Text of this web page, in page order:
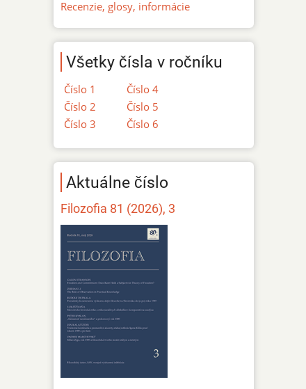
Recenzie, glosy, informácie
Všetky čísla v ročníku
Číslo 1
Číslo 2
Číslo 3
Číslo 4
Číslo 5
Číslo 6
Aktuálne číslo
Filozofia 81 (2026), 3